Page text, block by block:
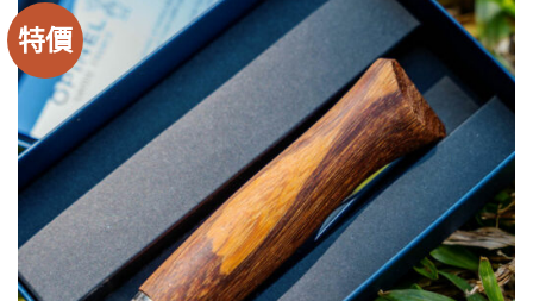
特價